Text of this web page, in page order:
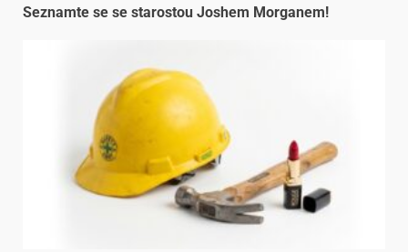
Seznamte se se starostou Joshem Morganem!